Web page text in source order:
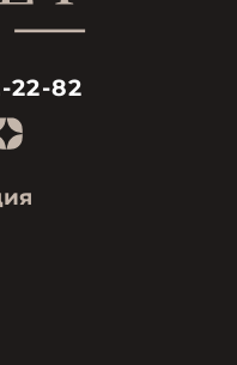
22-82